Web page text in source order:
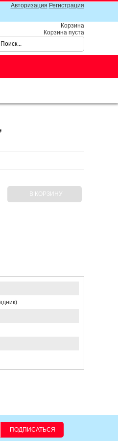
Авторизация Регистрация
Корзина
Корзина пуста
В КОРЗИНУ
ПОДПИСАТЬСЯ